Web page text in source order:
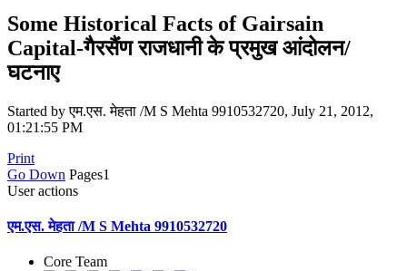
Some Historical Facts of Gairsain
Capital-गैरसैंण राजधानी के प्रमुख आंदोलन/
घटनाए
Started by एम.एस. मेहता /M S Mehta 9910532720, July 21, 2012,
01:21:55 PM
Print
Go Down Pages1
User actions
एम.एस. मेहता /M S Mehta 9910532720
Core Team